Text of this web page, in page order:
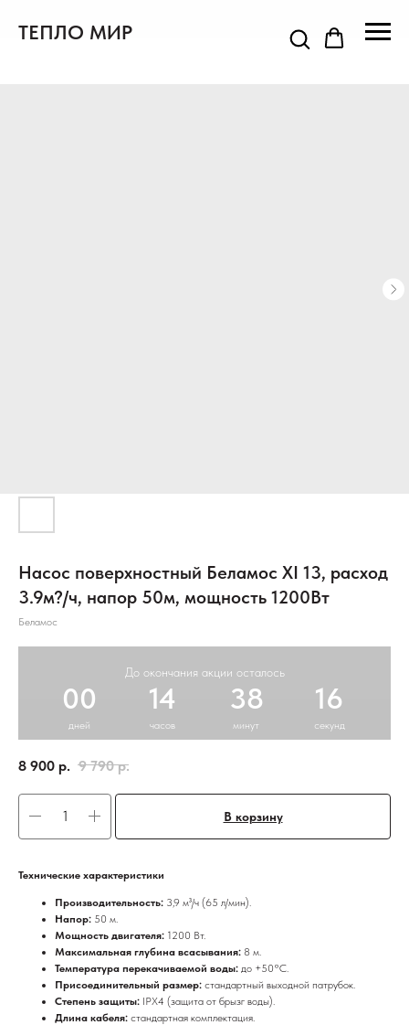
ТЕПЛО МИР
Насос поверхностный Беламос XI 13, расход
3.9м?/ч, напор 50м, мощность 1200Вт
Беламос
До окончания акции осталось
00
дней
14
часов
38
минут
15
секунд
8 900 р. 9 790 р.
В корзину
Технические характеристики
Производительность: 3,9 м³/ч (65 л/мин).
Напор: 50 м.
Мощность двигателя: 1200 Вт.
Максимальная глубина всасывания: 8 м.
Температура перекачиваемой воды: до +50°C.
Присоединительный размер: стандартный выходной патрубок.
Степень защиты: IPX4 (защита от брызг воды).
Длина кабеля: стандартная комплектация.